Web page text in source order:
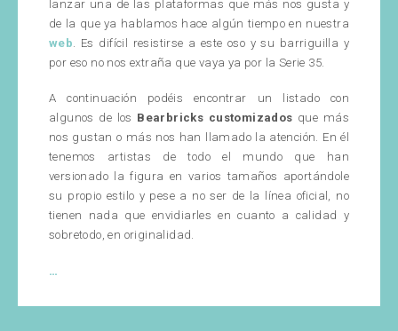
lanzar una de las plataformas que más nos gusta y
de la que ya hablamos hace algún tiempo en nuestra
web . Es difícil resistirse a este oso y su barriguilla y
por eso no nos extraña que vaya ya por la Serie 35.
A continuación podéis encontrar un listado con
algunos de los Bearbricks customizados que más
nos gustan o más nos han llamado la atención. En él
tenemos artistas de todo el mundo que han
versionado la figura en varios tamaños aportándole
su propio estilo y pese a no ser de la línea oficial, no
tienen nada que envidiarles en cuanto a calidad y
sobretodo, en originalidad.
…
Customizados: